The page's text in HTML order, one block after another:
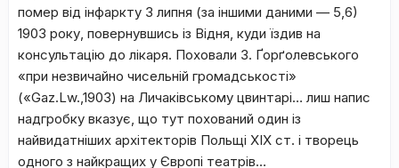
помер від інфаркту 3 липня (за іншими даними — 5,6)
1903 року, повернувшись із Відня, куди їздив на
консультацію до лікаря. Поховали З. Ґорґолевського
«при незвичайно чисельній громадськості»
(«Gaz.Lw.,1903) на Личаківському цвинтарі… лиш напис
надгробку вказує, що тут похований один із
найвидатніших архітекторів Польщі XIX ст. і творець
одного з найкращих у Європі театрів…